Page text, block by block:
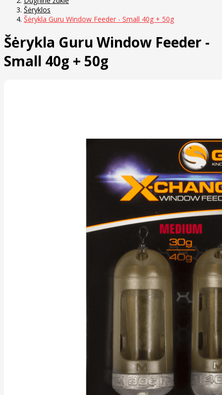
Šėryklos
Šėrykla Guru Window Feeder - Small 40g + 50g
Šėrykla Guru Window Feeder -
Small 40g + 50g